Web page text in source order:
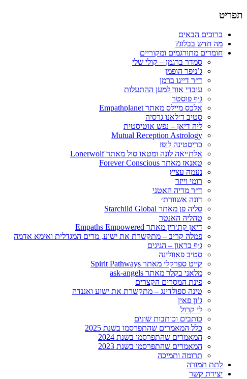
הבלוג של סמדר ברגמן
תפריט
דילוג
לתוכן
ברוכים הבאים
מה חדש בבלוג?
חומרים מתורגמים ומקוריים
סמדר ברגמן – קולי שלי
ג’ניפר הופמן
ד״ר דייגו ברמן
עובדי אור למען ההתעלות
ג׳ף פוסטר
אלכס מיילס מאתר Empathplanet
סטיב ד׳לאנו גרסיה
ליה דיאן – נפש אוטיסטית
Mutual Reception Astrology
כריסטינה לופז
אלת׳יאה לונה ומטאו סול מאתר Lonerwolf
טאנאז מאתר Forever Conscious
נעמה עציץ
רומי וייזר
ד״ר מריה האטני
דונה אשוורת׳
סליה פן מאתר Starchild Global
טהליה האנטר
דיאן קת׳רין מאתר Empaths Empowered
פמלה קריב – מתקשרת את ישוע, מרים המגדלית ואימא אדמה
ג׳ף בראון – הגיגים
סטיב פאוולינה
קייט ספרקלי מאתר Spirit Pathways
מלאני בקלר מאתר ask-angels
פינת המסרים הקצרים
טינה ספולדינג – מתקשרת את ישוע ואננדה
ג’ון פאין
לי קרול
כותבים וכותבות שונים
כלל המאמרים שהתפרסמו בשנת 2025
המאמרים שהתפרסמו בשנת 2024
המאמרים שהתפרסמו בשנת 2023
תרומה ותמיכה
לתת תמורה
יצירת קשר